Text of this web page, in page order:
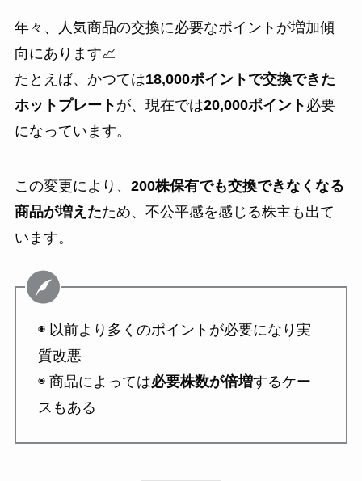
年々、人気商品の交換に必要なポイントが増加傾
向にあります📈
たとえば、かつては18,000ポイントで交換できた
ホットプレート が、現在では20,000ポイント 必要
になっています。
この変更により、 200株保有でも交換できなくなる
商品が増えたため、不公平感を感じる株主も出て
います。
◉ 以前より多くのポイントが必要になり実
質改悪
◉ 商品によっては必要株数が倍増するケー
スもある